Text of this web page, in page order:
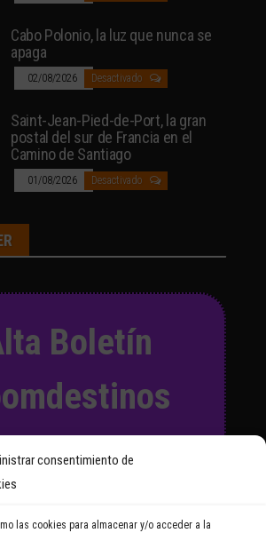
consentimiento de
las cookies para almacenar y/o acceder a la
Cabo Polonio, la luz que nunca se
apaga
02/08/2026 Desactivado
Saint-Jean-Pied-de-Port, la gran
postal del sur de Francia en el
Camino de Santiago
01/08/2026 Desactivado
Boletín
regularmente las
y reportajes que